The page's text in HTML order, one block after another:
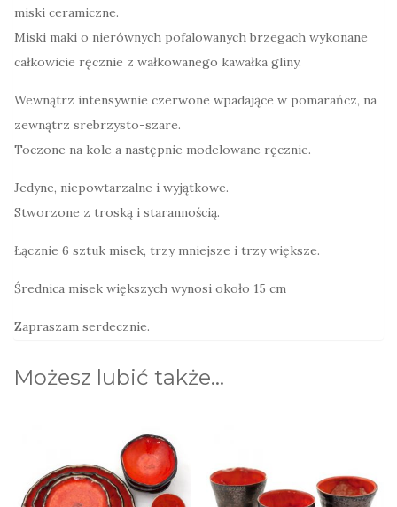
miski ceramiczne.
Miski maki o nierównych pofalowanych brzegach wykonane
całkowicie ręcznie z wałkowanego kawałka gliny.
Wewnątrz intensywnie czerwone wpadające w pomarańcz, na
zewnątrz srebrzysto-szare.
Toczone na kole a następnie modelowane ręcznie.
Jedyne, niepowtarzalne i wyjątkowe.
Stworzone z troską i starannością.
Łącznie 6 sztuk misek, trzy mniejsze i trzy większe.
Średnica misek większych wynosi około 15 cm
Zapraszam serdecznie.
Możesz lubić także…